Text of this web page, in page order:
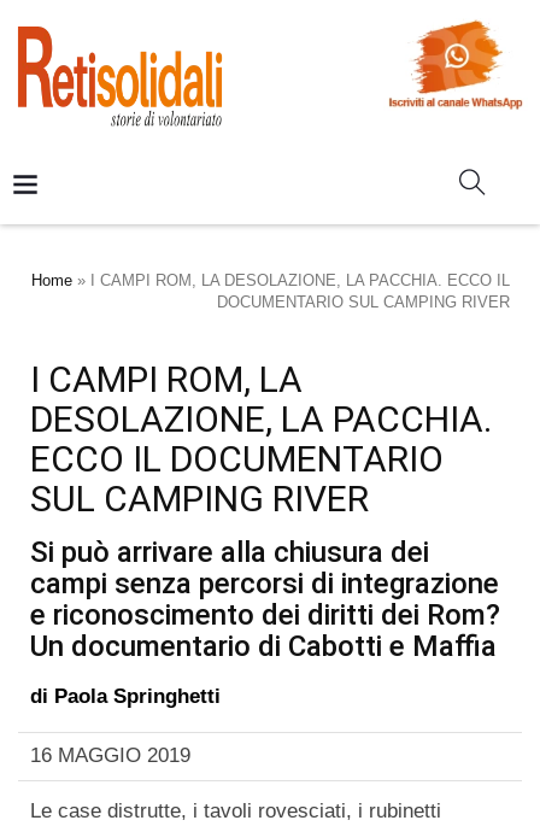
Home »
I CAMPI ROM, LA DESOLAZIONE, LA PACCHIA. ECCO IL
DOCUMENTARIO SUL CAMPING RIVER
I CAMPI ROM, LA
DESOLAZIONE, LA PACCHIA.
ECCO IL DOCUMENTARIO
SUL CAMPING RIVER
Si può arrivare alla chiusura dei
campi senza percorsi di integrazione
e riconoscimento dei diritti dei Rom?
Un documentario di Cabotti e Maffia
di Paola Springhetti
16 MAGGIO 2019
Le case distrutte, i tavoli rovesciati, i rubinetti